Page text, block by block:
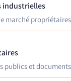
industrielles
marché
publics et